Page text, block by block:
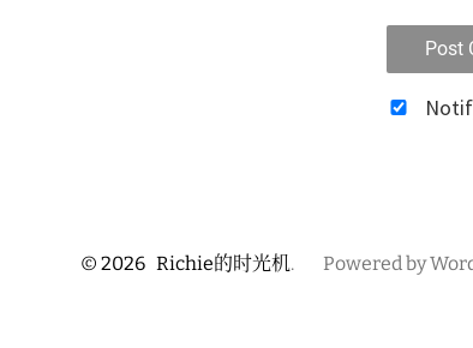
© 2026 Richie的时光机. Powered by